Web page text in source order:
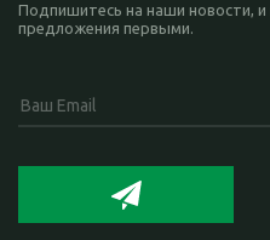
Подпишитесь на наши новости, и
предложения первыми.